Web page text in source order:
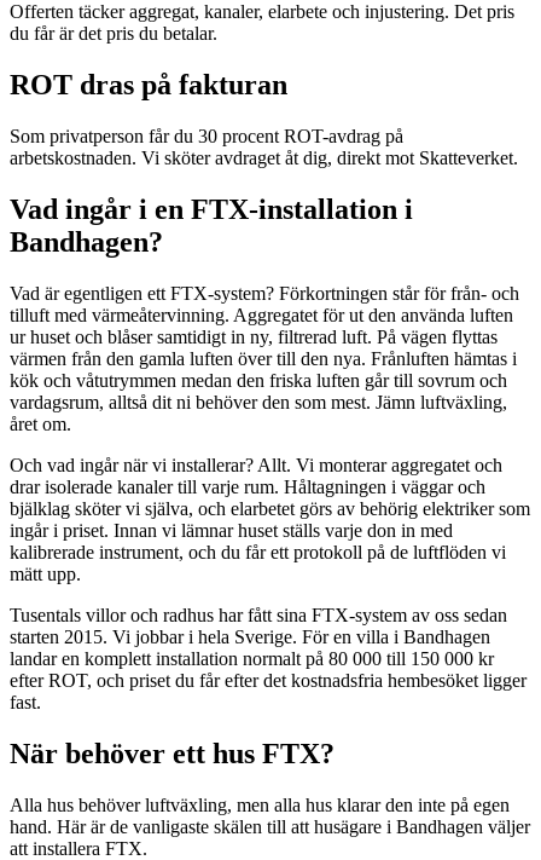
Offerten täcker aggregat, kanaler, elarbete och injustering. Det pris
du får är det pris du betalar.
ROT dras på fakturan
Som privatperson får du 30 procent ROT-avdrag på
arbetskostnaden. Vi sköter avdraget åt dig, direkt mot Skatteverket.
Vad ingår i en FTX-installation i
Bandhagen?
Vad är egentligen ett FTX-system? Förkortningen står för från- och
tilluft med värmeåtervinning. Aggregatet för ut den använda luften
ur huset och blåser samtidigt in ny, filtrerad luft. På vägen flyttas
värmen från den gamla luften över till den nya. Frånluften hämtas i
kök och våtutrymmen medan den friska luften går till sovrum och
vardagsrum, alltså dit ni behöver den som mest. Jämn luftväxling,
året om.
Och vad ingår när vi installerar? Allt. Vi monterar aggregatet och
drar isolerade kanaler till varje rum. Håltagningen i väggar och
bjälklag sköter vi själva, och elarbetet görs av behörig elektriker som
ingår i priset. Innan vi lämnar huset ställs varje don in med
kalibrerade instrument, och du får ett protokoll på de luftflöden vi
mätt upp.
Tusentals villor och radhus har fått sina FTX-system av oss sedan
starten 2015. Vi jobbar i hela Sverige. För en villa i Bandhagen
landar en komplett installation normalt på 80 000 till 150 000 kr
efter ROT, och priset du får efter det kostnadsfria hembesöket ligger
fast.
När behöver ett hus FTX?
Alla hus behöver luftväxling, men alla hus klarar den inte på egen
hand. Här är de vanligaste skälen till att husägare i Bandhagen väljer
att installera FTX.